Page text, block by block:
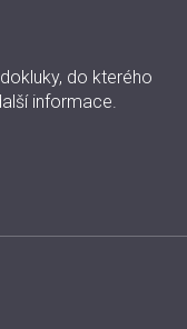
do kterého
informace.